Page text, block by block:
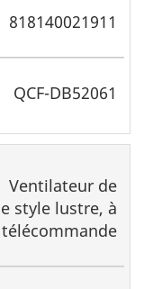
818140021911
QCF-DB52061
Ventilateur de
style lustre, à